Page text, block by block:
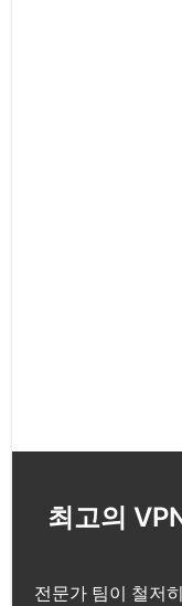
최고의
전문가 팀이 철저